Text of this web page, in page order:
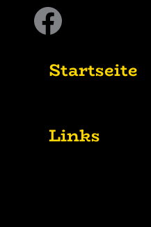
Facebook
Startseite
Links